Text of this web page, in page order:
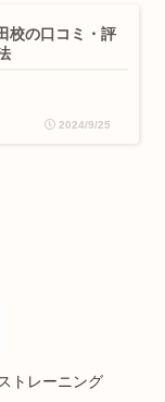
校の口コミ・評
2024/9/25
トレーニング